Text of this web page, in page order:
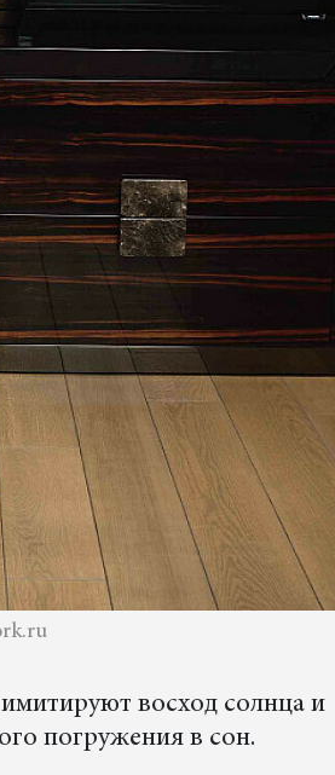
восход солнца и
погружения в сон.